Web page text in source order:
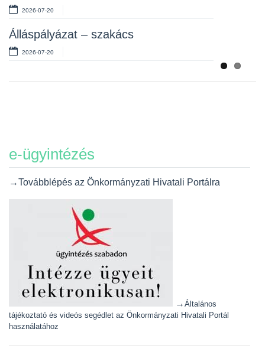
2026-07-20
Álláspályázat – szakács
2026-07-20
e-ügyintézés
→Továbblépés az Önkormányzati Hivatali Portálra
→ Általános
tájékoztató és videós segédlet az Önkormányzati Hivatali Portál
használatához